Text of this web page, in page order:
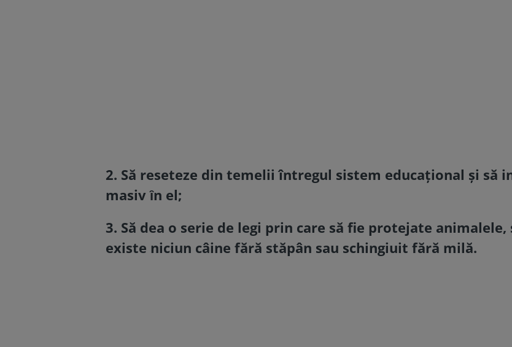
2. Să reseteze din temelii întregul sistem educațional și să
masiv ȋn el;
3. Să dea o serie de legi prin care să fie protejate animalele,
existe niciun câine fără stăpân sau schingiuit fără milă.